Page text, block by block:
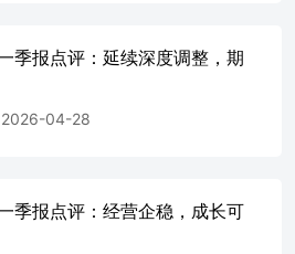
观经济面临下行压力，息差降幅超预
险，零售信贷需求走弱，小微贷款风险
测表 金融组团队介绍 副所长、金融业
长、首席分析师：徐康 英国纽卡斯尔
经金麒麟最佳分析师第三名、choice最
季报点评：延续深度调整，期
2026-04-28
季报点评：经营企稳，成长可